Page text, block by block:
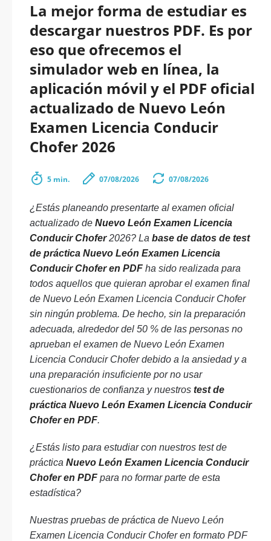
La mejor forma de estudiar es
descargar nuestros PDF. Es por
eso que ofrecemos el
simulador web en línea, la
aplicación móvil y el PDF oficial
actualizado de Nuevo León
Examen Licencia Conducir
Chofer 2026
5 min. 07/08/2026 07/08/2026
¿Estás planeando presentarte al examen oficial
actualizado de Nuevo León Examen Licencia
Conducir Chofer2026? La base de datos de test
de práctica Nuevo León Examen Licencia
Conducir Chofer en PDF ha sido realizada para
todos aquellos que quieran aprobar el examen final
de Nuevo León Examen Licencia Conducir Chofer
sin ningún problema. De hecho, sin la preparación
adecuada, alrededor del 50 % de las personas no
aprueban el examen de Nuevo León Examen
Licencia Conducir Chofer debido a la ansiedad y a
una preparación insuficiente por no usar
cuestionarios de confianza y nuestros test de
práctica Nuevo León Examen Licencia Conducir
Chofer en PDF.
¿Estás listo para estudiar con nuestros test de
práctica Nuevo León Examen Licencia Conducir
Chofer en PDF para no formar parte de esta
estadística?
Nuestras pruebas de práctica de Nuevo León
Examen Licencia Conducir Chofer en formato PDF